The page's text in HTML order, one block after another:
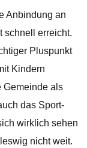
Anbindung an
schnell erreicht.
Pluspunkt
Kindern
Gemeinde als
das Sport-
wirklich sehen
nicht weit.